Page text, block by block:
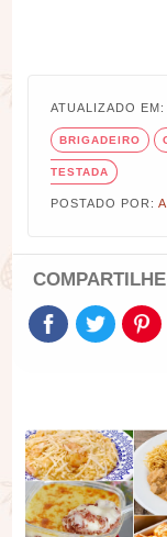
ATUALIZADO EM:
BRIGADEIRO
TESTADA
POSTADO POR: